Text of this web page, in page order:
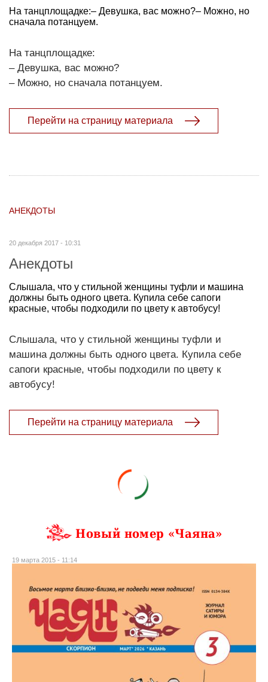
На танцплощадке:– Девушка, вас можно?– Можно, но
сначала потанцуем.
На танцплощадке:
– Девушка, вас можно?
– Можно, но сначала потанцуем.
Перейти на страницу материала
АНЕКДОТЫ
20 декабря 2017 - 10:31
Анекдоты
Слышала, что у стильной женщины туфли и машина
должны быть одного цвета. Купила себе сапоги
красные, чтобы подходили по цвету к автобусу!
Слышала, что у стильной женщины туфли и
машина должны быть одного цвета. Купила себе
сапоги красные, чтобы подходили по цвету к
автобусу!
Перейти на страницу материала
Новый номер «Чаяна»
19 марта 2015 - 11:14